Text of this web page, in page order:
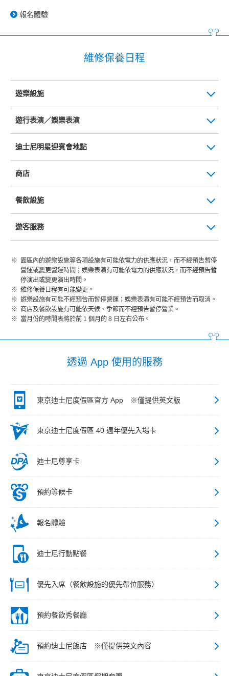
報名體驗
維修保養日程
遊樂設施
遊行表演／娛樂表演
迪士尼明星迎賓會地點
商店
餐飲設施
遊客服務
園區內的遊樂設施等各項設施有可能依電力的供應狀況，而不經預告暫停
營運或變更營運時間；娛樂表演有可能依電力的供應狀況，而不經預告暫
停演出或變更演出時間。
維修保養日程有可能變更。
遊樂設施有可能不經預告而暫停營運；娛樂表演有可能不經預告而取消。
商店及餐飲設施有可能依天候、季節而不經預告暫停營業。
當月份的時間表將於前 1 個月的 8 日左右公布。
透過 App 使用的服務
東京迪士尼度假區官方 App ※僅提供英文版
東京迪士尼度假區 40 週年優先入場卡
迪士尼尊享卡
預約等候卡
報名體驗
迪士尼行動點餐
優先入席（餐飲設施的優先帶位服務）
預約餐飲秀餐廳
預約迪士尼飯店 ※僅提供英文內容